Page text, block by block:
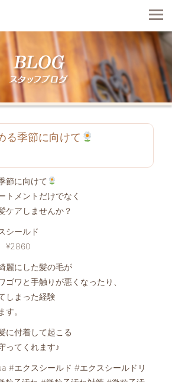
る季節に向けて
節に向けて
トメントだけでなく
ケアしませんか？
シールド
¥2860
麗にした髪の毛が
ゴワと手触りが悪くなったり、
しまった経験
す。
に付着して起こる
ってくれます♪
#エクスシールド #エクスシールドリ